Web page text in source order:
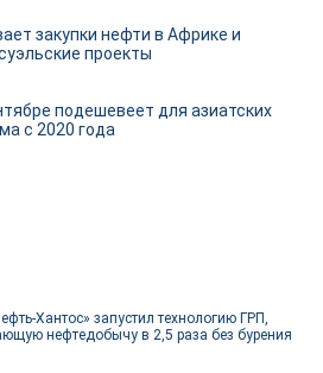
закупки нефти в Африке и
проекты
подешевеет для азиатских
с 2020 года
Хантос» запустил технологию ГРП,
нефтедобычу в 2,5 раза без бурения